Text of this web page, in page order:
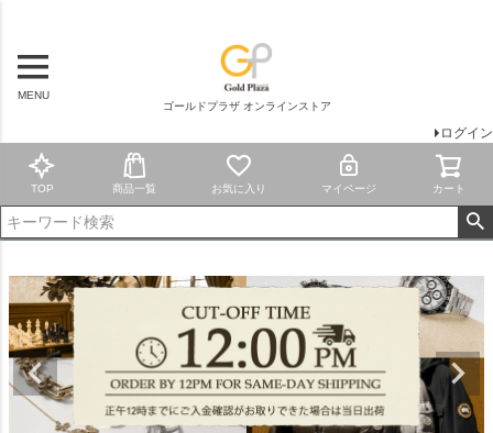
MENU
ゴールドプラザ オンラインストア
ログイン
TOP 商品一覧 お気に入り マイページ カート